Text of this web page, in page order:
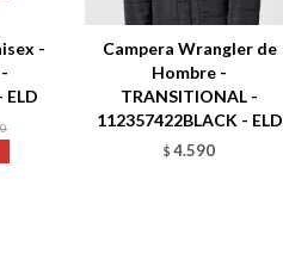
-
ELD
Campera Wrangler de
Hombre -
TRANSITIONAL -
112357422BLACK - ELD
$ 4.590